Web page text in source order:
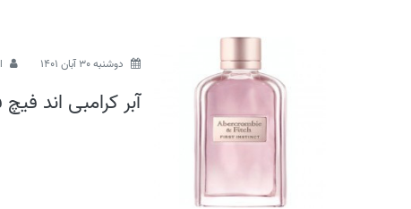
دوشنبه 30 آبان 1401
آبر کرامبی اند